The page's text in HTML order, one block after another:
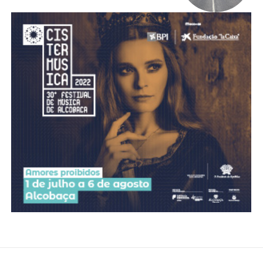
12 meses
Acesso ao conteúdo online
Acesso aos conteúdos Exclusivos para
assinantes
Ofertas para assinatura anual
Escolha o plano